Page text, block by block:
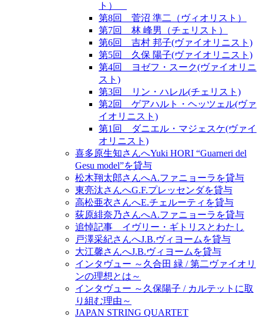
ト）
第8回 菅沼 準二（ヴィオリスト）
第7回 林 峰男（チェリスト）
第6回 吉村 邦子(ヴァイオリニスト)
第5回 久保 陽子(ヴァイオリニスト)
第4回 ヨゼフ・スーク(ヴァイオリニ
スト)
第3回 リン・ハレル(チェリスト)
第2回 ゲアハルト・ヘッツェル(ヴァ
イオリニスト)
第1回 ダニエル・マジェスケ(ヴァイ
オリニスト)
喜多原生知さんへYuki HORI “Guarneri del
Gesu model”を貸与
松木翔太郎さんへA.ファニョーラを貸与
東亮汰さんへG.F.プレッセンダを貸与
高松亜衣さんへE.チェルーティを貸与
荻原緋奈乃さんへA.ファニョーラを貸与
追悼記事 イヴリー・ギトリスとわたし
戸澤采紀さんへJ.B.ヴィヨームを貸与
大江馨さんへJ.B.ヴィヨームを貸与
インタヴュー ～久合田 緑 / 第二ヴァイオリ
ンの理想とは～
インタヴュー ～久保陽子 / カルテットに取
り組む理由～
JAPAN STRING QUARTET